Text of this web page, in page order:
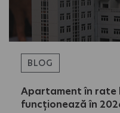
BLOG
Apartament în rate
funcționează în